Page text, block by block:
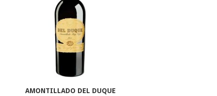
AMONTILLADO DEL DUQUE